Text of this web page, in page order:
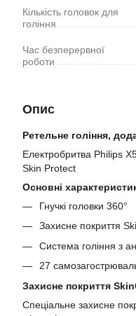
Кількість головок для
гоління
Час безперервної
роботи
Опис
Ретельне гоління,
Електробритва Philips
Skin Protect
Основні
Гнучкі головки 360°
Захисне покриття
Система гоління з
27
Захисне покриття
Спеціальне захисне